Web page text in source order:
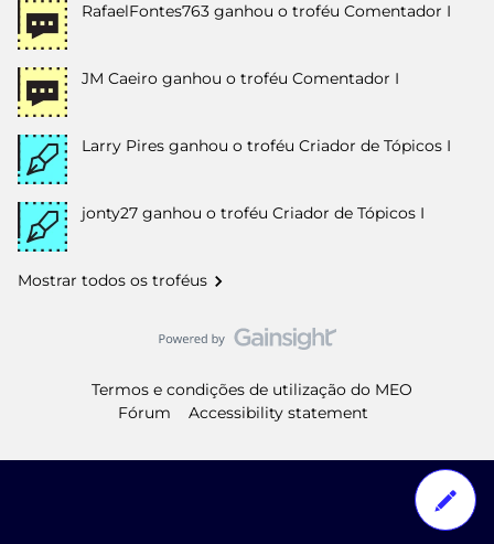
RafaelFontes763 ganhou o troféu Comentador I
JM Caeiro ganhou o troféu Comentador I
Larry Pires ganhou o troféu Criador de Tópicos I
jonty27 ganhou o troféu Criador de Tópicos I
Mostrar todos os troféus
Termos e condições de utilização do MEO
Fórum
Accessibility statement